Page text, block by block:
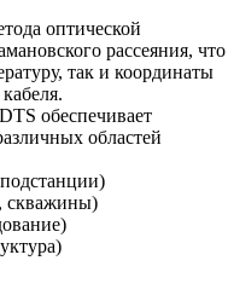
оптической
рассеяния, что
так и координаты
обеспечивает
областей
скважины)